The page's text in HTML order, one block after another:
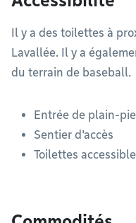
Il y a des toilettes à
Lavallée. Il y a
du terrain de baseball.
Entrée de plain-
Sentier d'accès
Toilettes